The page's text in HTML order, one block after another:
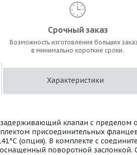
Срочный заказ
Возможность изготовления больших
в минимально короткие сроки.
Характеристики
клапан с пределом
присоединительных
(опция). В комплекте с
поворотной